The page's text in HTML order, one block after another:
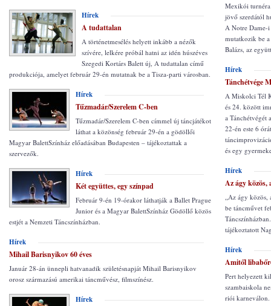
Hírek
A tudattalan
A történetmesélés helyett inkább a nézők
szívére, lelkére próbál hatni az idén húszéves
Szegedi Kortárs Balett új, A tudattalan című
produkciója, amelyet február 29-én mutatnak be a Tisza-parti városban.
Hírek
Tűzmadár/Szerelem C-ben
Tűzmadár/Szerelem C-ben címmel új táncjátékot
láthat a közönség február 29-én a gödöllői
Magyar BalettSzínház előadásában Budapesten – tájékoztattak a
szervezők.
Hírek
Két együttes, egy színpad
Február 9-én 19-órakor láthatják a Ballet Prague
Junior és a Magyar BalettSzínház Gödöllő közös
estjét a Nemzeti Táncszínházban.
Hírek
Mihail Barisnyikov 60 éves
Január 28-án ünnepli hatvanadik születésnapját Mihail Barisnyikov
orosz származású amerikai táncművész, filmszínész.
Hírek
Mexikói turnéra
jövő szerdától
A Notre
mutatkozik be
Balázs, az
Hírek
Tánchétvége
A Miskolci Tél
és 24. között
a Tánchétvégét
22-én este 6
és egy
Hírek
Az ágy közös,
„Az ágy közös,
be táncművet
tájékoztatott
Hírek
Amitől
Pert helyezett
szambaiskola
riói karneválon.